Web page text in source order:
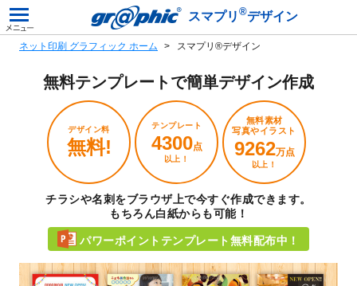
スマプリ ®デザイン
ネット印刷 グラフィック ホーム スマプリ®デザイン
無料テンプレートで簡単デザイン作成
デザイン料
無料!
テンプレート
4300点
以上！
無料素材
写真やイラスト
9262万点
以上！
チラシや名刺をブラウザ上で今すぐ作成できます。
もちろん白紙からも可能！
パワーポイントテンプレート無料配布中！